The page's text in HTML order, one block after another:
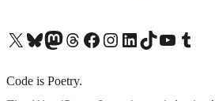
X (旧 Twitter) アカウントへBluesky アカウントへMastodon アカウントへThreads アカウントへ Facebook ページへInstagram アカウントへ LinkedIn アカウントへTikTok アカウントへYouTube チャンネルへ Tumblr アカウントへ
Code is Poetry.